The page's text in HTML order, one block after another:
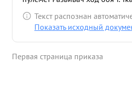
задачу к-рам рот захватить
же групой автоматчиков
двух фашистов, одного взял
Текст распознан
Показать исходный
Первая страница приказа